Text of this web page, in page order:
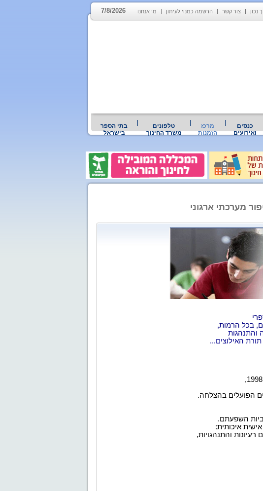
נכון צור קשר הרשמה כמנוי לעיתון מי אנחנו 7/8/2026
כנסים
ואירועים
מרכז
הזמנות
טלפונים
משרד החינוך
בתי הספר
בישראל
בכל הרמות,
והתנהגות
האילוצים...
הפועלים בהצלחה.
השפעתם.
איכותית:
והתנהגויות,